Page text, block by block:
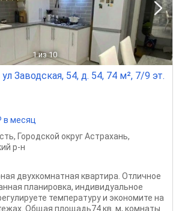
1 из 10
Заводская, 54, д. 54, 74 м², 7/9 эт.
в месяц
, Городской округ Астрахань,
р-н
двухкомнатная квартира. Отличное
планировка, индивидуальное
температуру и экономите на
Общая площадь74 кв. м, комнаты